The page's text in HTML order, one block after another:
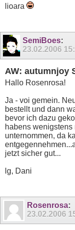
lioara
SemiBoes:
23.02.2006
AW: autumnjoy
Hallo Rosenrosa!
Ja - voi gemein.
bestellt und dann
bevor ich dazu
habens
unternommen, da
jetzt sicher gut...
lg, Dani
Rosenrosa:
23.02.2006